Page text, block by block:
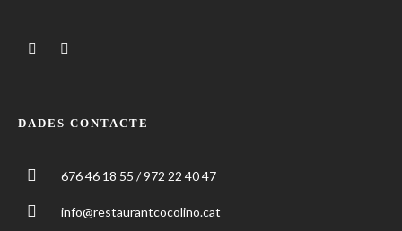
DADES CONTACTE
676 46 18 55 / 972 22 40 47
info@restaurantcocolino.cat